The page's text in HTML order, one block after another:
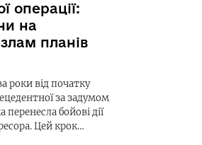
операції:
на
планів
роки від початку
за задумом
бойові дії
Цей крок…